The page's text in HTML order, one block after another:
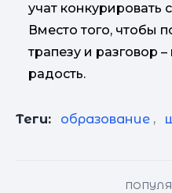
учат конкурировать
Вместо того, чтобы
трапезу и разговор
радость.
Теги: образование ,